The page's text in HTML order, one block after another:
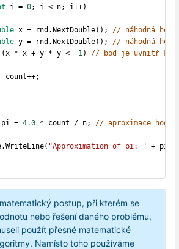
i = 0; i < n; i++)
x = rnd.NextDouble(); // náhodná
y = rnd.NextDouble(); // náhodná
(x * x + y * y <= 1) // bod je uvnitř
count++;
pi = 4.0 * count / n; // aproximace
"Approximation of pi: " + pi);
postup, při kterém se
nebo řešení daného problému,
použít přesné matematické
Namísto toho používáme